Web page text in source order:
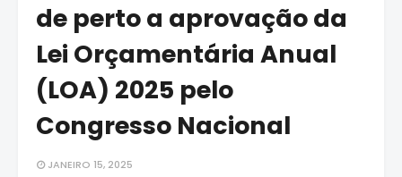
de perto a aprovação da
Lei Orçamentária Anual
(LOA) 2025 pelo
Congresso Nacional
JANEIRO 15, 2025